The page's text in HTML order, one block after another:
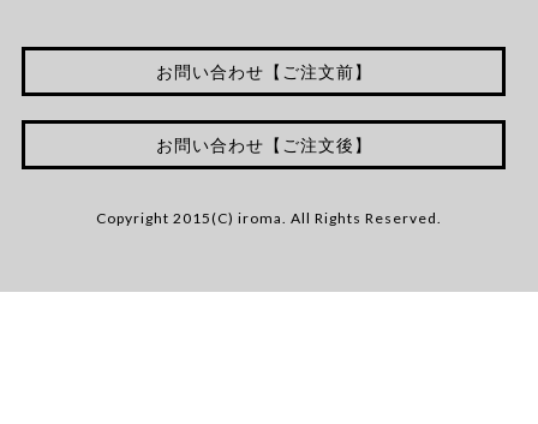
お問い合わせ【ご注文前】
お問い合わせ【ご注文後】
Copyright 2015(C) iroma. All Rights Reserved.